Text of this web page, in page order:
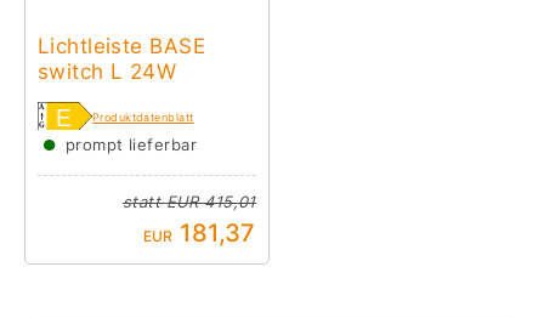
Lichtleiste BASE
switch L 24W
Produktdatenblatt
● prompt lieferbar
stattEUR 415,01
EUR 181,37